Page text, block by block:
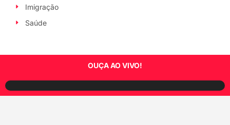
Imigração
Saúde
OUÇA AO VIVO!